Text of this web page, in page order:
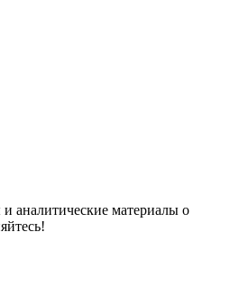
аналитические материалы о